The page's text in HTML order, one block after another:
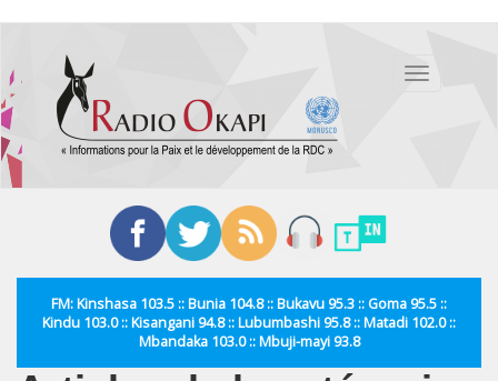
contenu
principal
Toggle
FM: Kinshasa 103.5 :: Bunia 104.8 :: Bukavu 95.3 :: Goma 95.5 ::
Kindu 103.0 :: Kisangani 94.8 :: Lubumbashi 95.8 :: Matadi 102.0 ::
Mbandaka 103.0 :: Mbuji-mayi 93.8